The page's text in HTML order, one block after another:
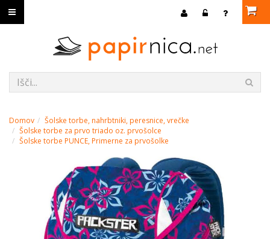
Domov
Šolske torbe, nahrbtniki, peresnice, vrečke
Šolske torbe za prvo triado oz. prvošolce
Šolske torbe PUNCE, Primerne za prvošolke